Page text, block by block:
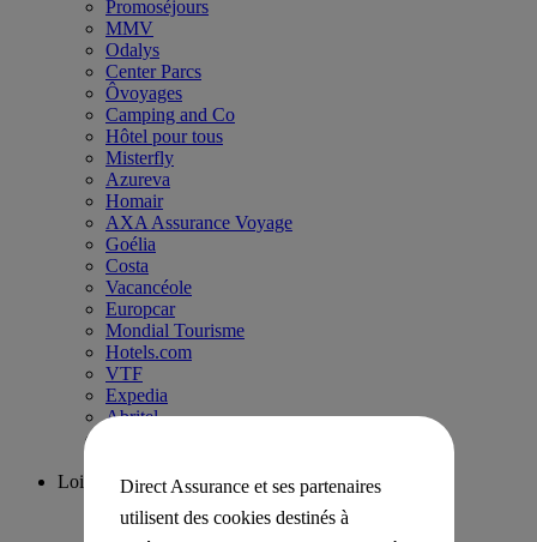
Promoséjours
MMV
Odalys
Center Parcs
Ôvoyages
Camping and Co
Hôtel pour tous
Misterfly
Azureva
Homair
AXA Assurance Voyage
Goélia
Costa
Vacancéole
Europcar
Mondial Tourisme
Hotels.com
VTF
Expedia
Abritel
Loisirs
Fnac Spectacles
Direct Assurance et ses partenaires
utilisent des cookies destinés à